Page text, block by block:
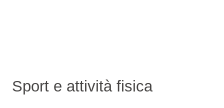
Sport e attività fisica